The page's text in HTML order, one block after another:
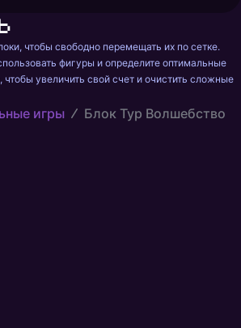
чтобы свободно перемещать их по сетке.
фигуры и определите оптимальные
чтобы увеличить свой счет и очистить сложные
игры Блок Тур Волшебство